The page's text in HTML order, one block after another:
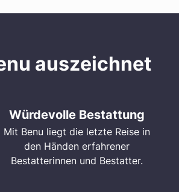
auszeichnet
Würdevolle Bestattung
Mit Benu liegt die letzte Reise in
den Händen erfahrener
Bestatterinnen und Bestatter.